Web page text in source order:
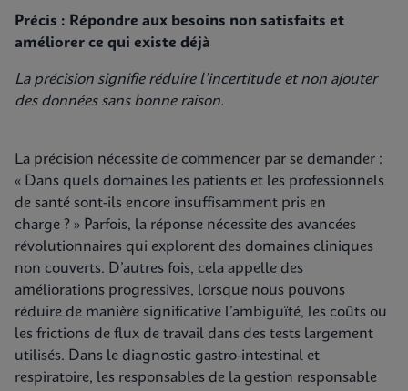
Précis : Répondre aux besoins non satisfaits et
améliorer ce qui existe déjà
La précision signifie réduire l’incertitude et non ajouter
des données sans bonne raison.
La précision nécessite de commencer par se demander :
« Dans quels domaines les patients et les professionnels
de santé sont-ils encore insuffisamment pris en
charge ? » Parfois, la réponse nécessite des avancées
révolutionnaires qui explorent des domaines cliniques
non couverts. D’autres fois, cela appelle des
améliorations progressives, lorsque nous pouvons
réduire de manière significative l’ambiguïté, les coûts ou
les frictions de flux de travail dans des tests largement
utilisés. Dans le diagnostic gastro-intestinal et
respiratoire, les responsables de la gestion responsable